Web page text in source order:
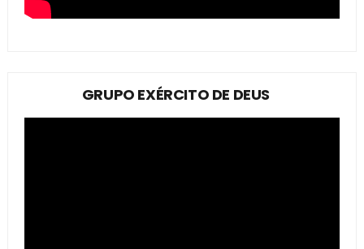
GRUPO EXÉRCITO DE DEUS